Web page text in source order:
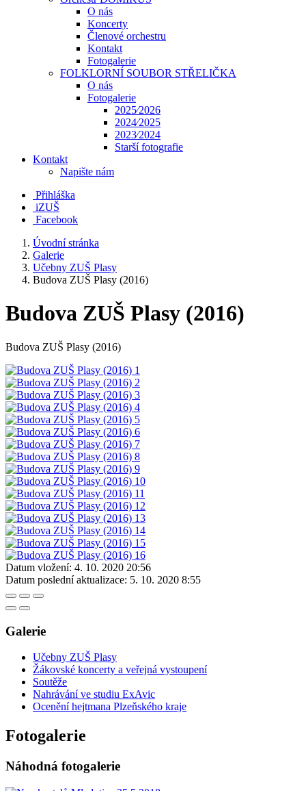
O nás
Koncerty
Členové orchestru
Kontakt
Fotogalerie
FOLKLORNÍ SOUBOR STŘELIČKA
O nás
Fotogalerie
2025⁄2026
2024⁄2025
2023⁄2024
Starší fotografie
Kontakt
Napište nám
Přihláška
iZUŠ
Facebook
Úvodní stránka
Galerie
Učebny ZUŠ Plasy
Budova ZUŠ Plasy (2016)
Budova ZUŠ Plasy (2016)
Budova ZUŠ Plasy (2016)
Datum vložení: 4. 10. 2020 20:56
Datum poslední aktualizace: 5. 10. 2020 8:55
Galerie
Učebny ZUŠ Plasy
Žákovské koncerty a veřejná vystoupení
Soutěže
Nahrávání ve studiu ExAvic
Ocenění hejtmana Plzeňského kraje
Fotogalerie
Náhodná fotogalerie